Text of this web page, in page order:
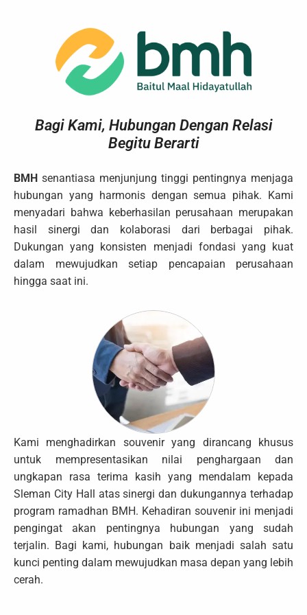
Bagi Kami, Hubungan Dengan Relasi
Begitu Berarti
BMH senantiasa menjunjung tinggi pentingnya menjaga
hubungan yang harmonis dengan semua pihak. Kami
menyadari bahwa keberhasilan perusahaan merupakan
hasil sinergi dan kolaborasi dari berbagai pihak.
Dukungan yang konsisten menjadi fondasi yang kuat
dalam mewujudkan setiap pencapaian perusahaan
hingga saat ini.
Kami menghadirkan souvenir yang dirancang khusus
untuk mempresentasikan nilai penghargaan dan
ungkapan rasa terima kasih yang mendalam kepada
Sleman City Hall atas sinergi dan dukungannya terhadap
program ramadhan BMH. Kehadiran souvenir ini menjadi
pengingat akan pentingnya hubungan yang sudah
terjalin. Bagi kami, hubungan baik menjadi salah satu
kunci penting dalam mewujudkan masa depan yang lebih
cerah.